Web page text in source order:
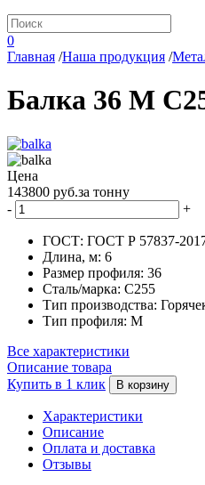
0
Главная /Наша продукция /
Балка 36 М
Цена
143800 руб.за тонну
-
+
ГОСТ: ГОСТ Р 57837-
Длина, м: 6
Размер профиля: 36
Сталь/марка: С255
Тип производства:
Тип профиля: М
Все характеристики
Описание товара
Купить в 1 клик
В корзину
Характеристики
Описание
Оплата и доставка
Отзывы